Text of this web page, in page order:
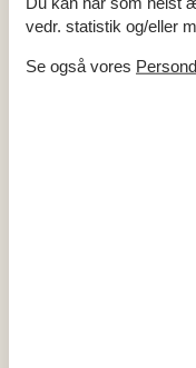
1-3 danske kanaler
1-3 tyske kanaler
Download 100
Trådløst internet
vedr. statistik og/eller
Se også vores